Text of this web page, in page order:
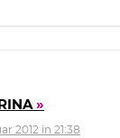
2012 in 21:38